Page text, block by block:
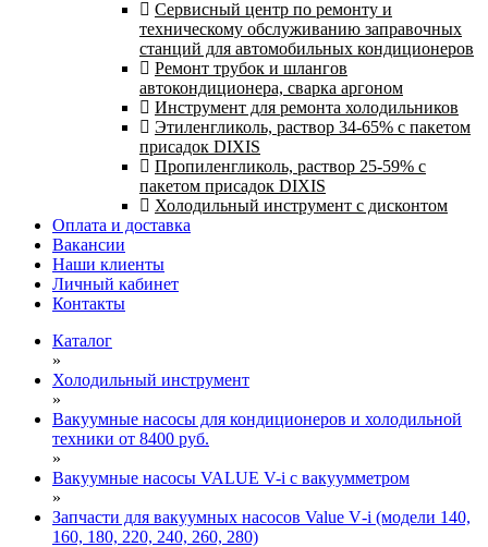
Сервисный центр по ремонту и
техническому обслуживанию заправочных
станций для автомобильных кондиционеров
Ремонт трубок и шлангов
автокондиционера, сварка аргоном
Инструмент для ремонта холодильников
Этиленгликоль, раствор 34-65% с пакетом
присадок DIXIS
Пропиленгликоль, раствор 25-59% с
пакетом присадок DIXIS
Холодильный инструмент с дисконтом
Оплата и доставка
Вакансии
Наши клиенты
Личный кабинет
Контакты
Каталог
»
Холодильный инструмент
»
Вакуумные насосы для кондиционеров и холодильной
техники от 8400 руб.
»
Вакуумные насосы VALUE V-i с вакуумметром
»
Запчасти для вакуумных насосов Value V‑i (модели 140,
160, 180, 220, 240, 260, 280)